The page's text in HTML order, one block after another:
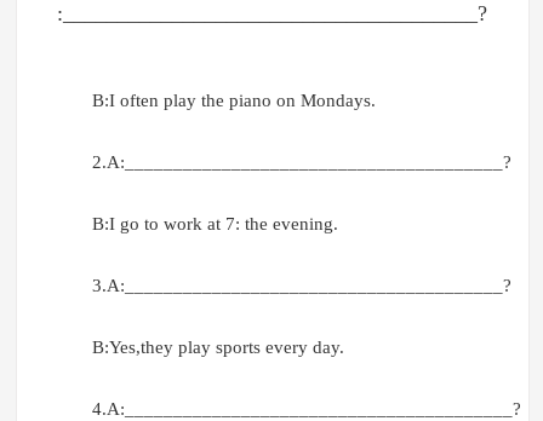
:______________________________________?
B:I often play the piano on Mondays.
2.A:_______________________________________?
B:I go to work at 7: the evening.
3.A:_______________________________________?
B:Yes,they play sports every day.
4.A:________________________________________?